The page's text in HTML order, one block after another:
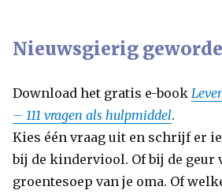
Nieuwsgierig
Download het gratis e-book
– 111 vragen als hulpmiddel.
Kies één vraag uit en schrijf er
bij de kinderviool. Of bij de geur
groentesoep van je oma. Of